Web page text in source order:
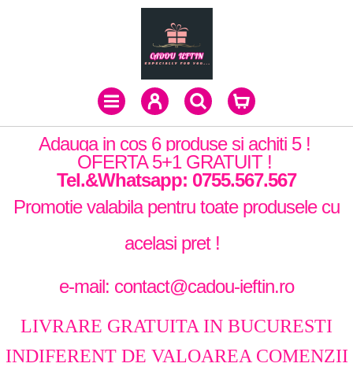
Adauga in cos 6 produse si achiti 5 !
OFERTA 5+1 GRATUIT !
Tel.&Whatsapp: 0755.567.567
Promotie valabila pentru toate produsele cu
acelasi pret !
e-mail: contact@cadou-ieftin.ro
LIVRARE GRATUITA IN BUCURESTI
INDIFERENT DE VALOAREA COMENZII